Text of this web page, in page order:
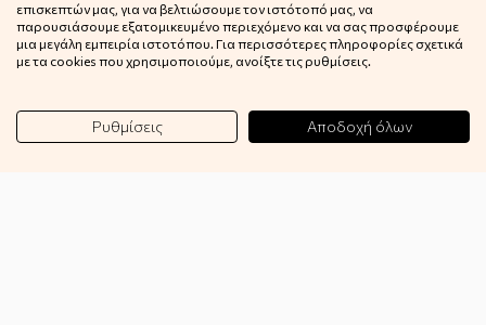
Εγγραφή στο Newsletter
Κερδίστε 10% έκπτωση στην πρώτη σας παραγγελία!
Εγγραφή
επισκεπτών μας, για να βελτιώσουμε τον ιστότοπό μας, να
παρουσιάσουμε εξατομικευμένο περιεχόμενο και να σας προσφέρουμε
μια μεγάλη εμπειρία ιστοτόπου. Για περισσότερες πληροφορίες σχετικά
με τα cookies που χρησιμοποιούμε, ανοίξτε τις ρυθμίσεις.
Ρυθμίσεις Αποδοχή όλων